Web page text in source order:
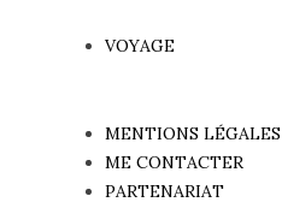
VOYAGE
MENTIONS LÉGALES
ME CONTACTER
PARTENARIAT